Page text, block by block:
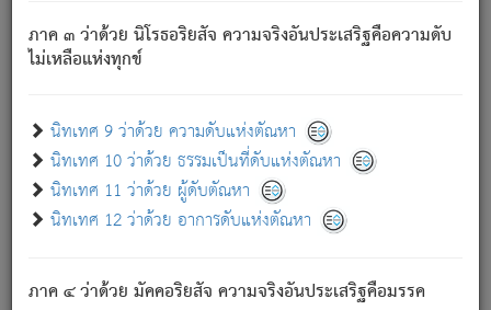
ภาค ๓ ว่าด้วย นิโรธอริยสัจ ความจริงอันประเสริฐคือความดับ
ไม่เหลือแห่งทุกข์
นิทเทศ 9 ว่าด้วย ความดับแห่งตัณหา
นิทเทศ 10 ว่าด้วย ธรรมเป็นที่ดับแห่งตัณหา
นิทเทศ 11 ว่าด้วย ผู้ดับตัณหา
นิทเทศ 12 ว่าด้วย อาการดับแห่งตัณหา
ภาค ๔ ว่าด้วย มัคคอริยสัจ ความจริงอันประเสริฐคือมรรค
ภิกษุนั้น เป็นผู้ครอบงำมารได้แล้ว ชนะสงครามแล้ว ก้าวล่วง
ภพทั้งหลายทั้งปวงได้แล้ว เป็นผู้คงที่ (คือไม่เปลี่ยนแปลงอีกต่อ
- อุ.ขุ. ๒๕/๑๒๑/๘๔.
(ข้อความนี้ เป็นพระพุทธอุทานที่ทรงเปล่งออก ที่โคนต้นโพธิ์
เป็นที่ตรัสรู้ เมื่อตรัสรู้แล้วได้ 7 วัน)